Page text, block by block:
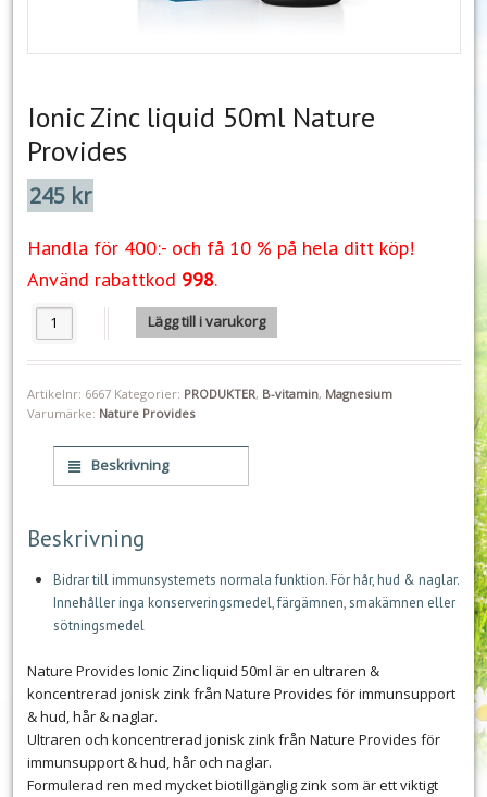
Ionic Zinc liquid 50ml Nature
Provides
245 kr
Handla för 400:- och få 10 % på hela ditt köp!
Använd rabattkod 998.
Ionic Zinc liquid 50ml Nature Provides mängd
Lägg till i varukorg
Artikelnr: 6667 Kategorier: PRODUKTER, B-vitamin, Magnesium
Varumärke: Nature Provides
Beskrivning
Beskrivning
Bidrar till immunsystemets normala funktion. För hår, hud & naglar.
Innehåller inga konserveringsmedel, färgämnen, smakämnen eller
sötningsmedel
Nature Provides Ionic Zinc liquid 50ml är en ultraren &
koncentrerad jonisk zink från Nature Provides för immunsupport
& hud, hår & naglar.
Ultraren och koncentrerad jonisk zink från Nature Provides för
immunsupport & hud, hår och naglar.
Formulerad ren med mycket biotillgänglig zink som är ett viktigt